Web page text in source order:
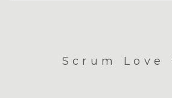
Scrum Love